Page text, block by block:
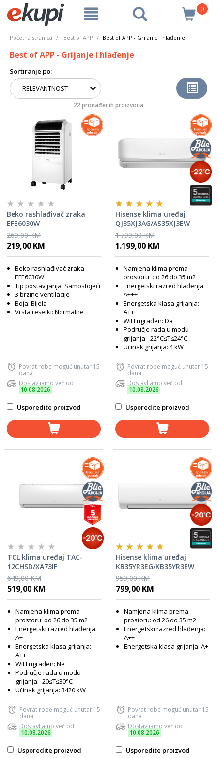
0
Početna stranica Best of APP Best of APP - Grijanje i hlađenje
Best of APP - Grijanje i hlađenje
Sortiranje po:
22 pronađenih proizvoda
Beko rashlađivač zraka
EFE6030W
269,00 KM
219,00 KM
Beko rashlađivač zraka
EFE6030W
Tip postavljanja: Samostojeći
3 brzine ventilacije
Boja: Bijela
Vrsta rešetki: Normalne
Povrat robe moguć unutar 15
dana
Dostavljamo već od
10.08.2026
Usporedite proizvod
Hisense klima uređaj
QJ35XJ3AG/AS35XJ3EW
Fresh Air White 12K
1.799,00 KM
1.199,00 KM
Namjena klima prema
prostoru: od 26 do 35 m2
Energetski razred hlađenja:
A+++
Energetska klasa grijanja:
A++
WiFI ugrađen: Da
Područje rada u modu
grijanja: -22°C≤T≤24°C
Učinak grijanja: 4 kW
Povrat robe moguć unutar 15
dana
Dostavljamo već od
10.08.2026
Usporedite proizvod
TCL klima uređaj TAC-
12CHSD/XA73IF
649,00 KM
519,00 KM
Namjena klima prema
prostoru: od 26 do 35 m2
Energetski razred hlađenja:
A+
Energetska klasa grijanja:
A++
WiFI ugrađen: Ne
Područje rada u modu
grijanja: -20≤T≤30°C
Učinak grijanja: 3420 kW
Povrat robe moguć unutar 15
dana
Dostavljamo već od
10.08.2026
Usporedite proizvod
Hisense klima uređaj
KB35YR3EG/KB35YR3EW
Wings Pro HiNano 12K
959,00 KM
799,00 KM
Namjena klima prema
prostoru: od 26 do 35 m2
Energetski razred hlađenja:
A++
Energetska klasa grijanja: A+
Povrat robe moguć unutar 15
dana
Dostavljamo već od
10.08.2026
Usporedite proizvod